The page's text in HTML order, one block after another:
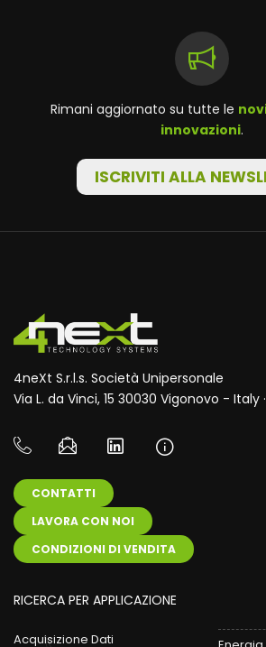
Rimani aggiornato su tutte le
innovazioni.
ISCRIVITI ALLA
4neXt S.r.l.s. Società Unipersonale
Via L. da Vinci, 15 30030 Vigonovo - Italy
CONTATTI
LAVORA CON NOI
CONDIZIONI DI VENDITA
RICERCA PER APPLICAZIONE
Acquisizione Dati